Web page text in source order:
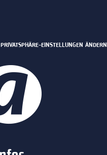
PRIVATSPHÄRE-EINSTELLUNGEN ÄNDERN